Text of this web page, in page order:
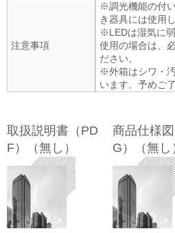
注意事項
※調光機能の付
き器具には使用
※LEDは湿気に
使用の場合は、
ださい。
※外箱はシワ・
います。予めご
取扱説明書（PD
F）（無し）
商品仕様
G）（無し